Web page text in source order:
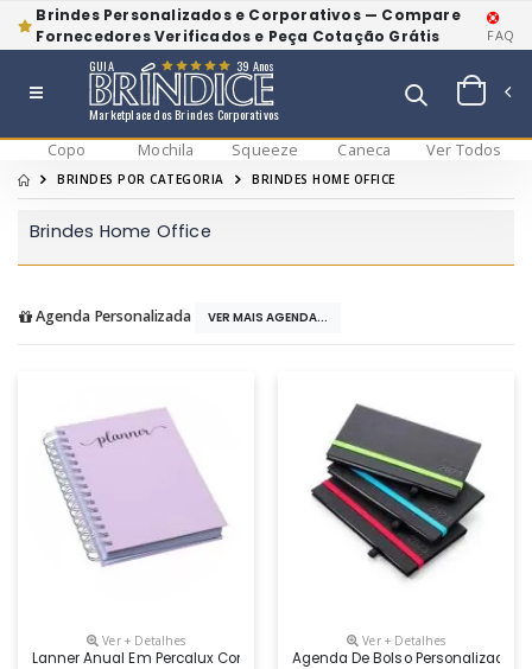
Brindes Personalizados e Corporativos — Compare
Fornecedores Verificados e Peça Cotação Grátis
FAQ
Marketplace dos Brindes Corporativos
GUIA 39 Anos
Copo Mochila Squeeze Caneca Ver Todos
BRINDES POR CATEGORIA BRINDES HOME OFFICE
Brindes Home Office
Agenda Personalizada VER MAIS AGENDA...
Ver + Detalhes
Lanner Anual Em Percalux Com Calendários Mensais E Semanais.
Ver + Detalhes
Agenda De Bolso Personalizada,